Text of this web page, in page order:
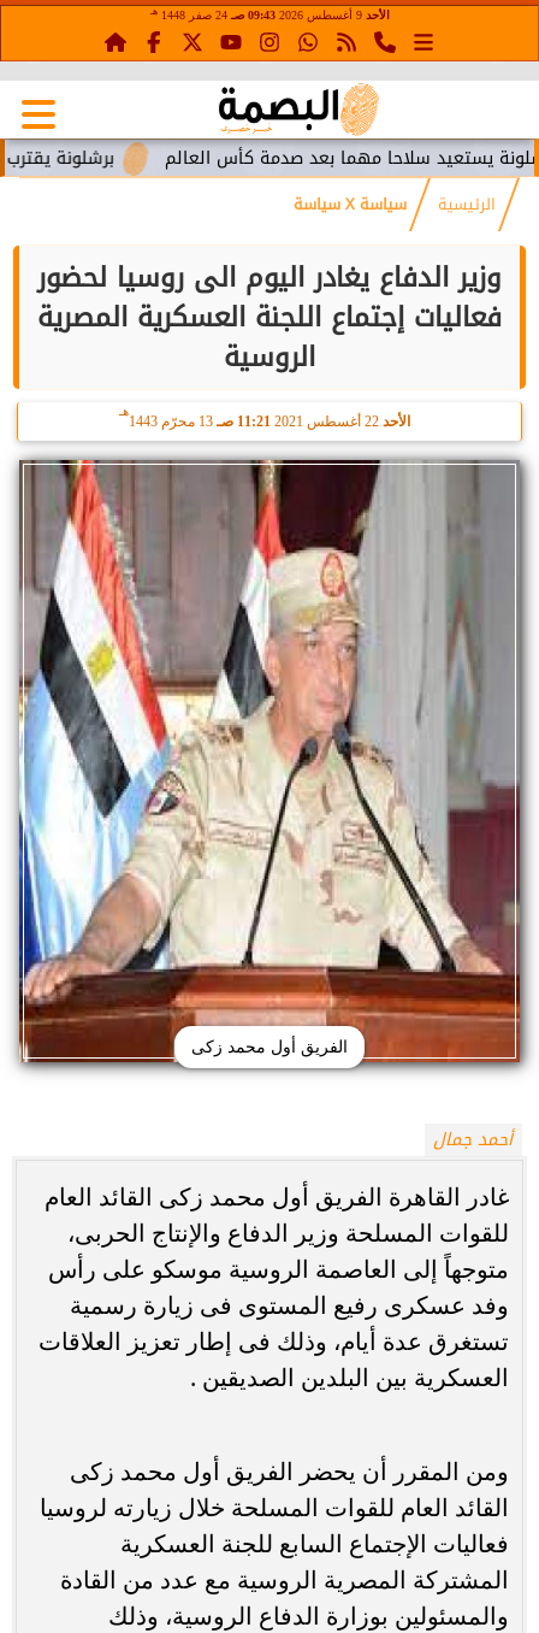
الأحد 9 أغسطس 2026 09:43 صـ 24 صفر 1448 هـ
برشلونة يقترب من سلاحا مهما بعد صدمة كأس العالم
الرئيسية سياسة X سياسة
وزير الدفاع يغادر اليوم الى روسيا لحضور
فعاليات إجتماع اللجنة العسكرية المصرية
الروسية
الأحد 11:21 صـ 13 محرّم 1443
هـ
الفريق أول محمد زكى
أحمد جمال
غادر القاهرة الفريق أول محمد زكى القائد العام
للقوات المسلحة وزير الدفاع والإنتاج الحربى،
متوجهاً إلى العاصمة الروسية موسكو على رأس
وفد عسكرى رفيع المستوى فى زيارة رسمية
تستغرق عدة أيام، وذلك فى إطار تعزيز العلاقات
العسكرية بين البلدين الصديقين .
ومن المقرر أن يحضر الفريق أول محمد زكى
القائد العام للقوات المسلحة خلال زيارته لروسيا
فعاليات الإجتماع السابع للجنة العسكرية
المشتركة المصرية الروسية مع عدد من القادة
والمسئولين بوزارة الدفاع الروسية، وذلك